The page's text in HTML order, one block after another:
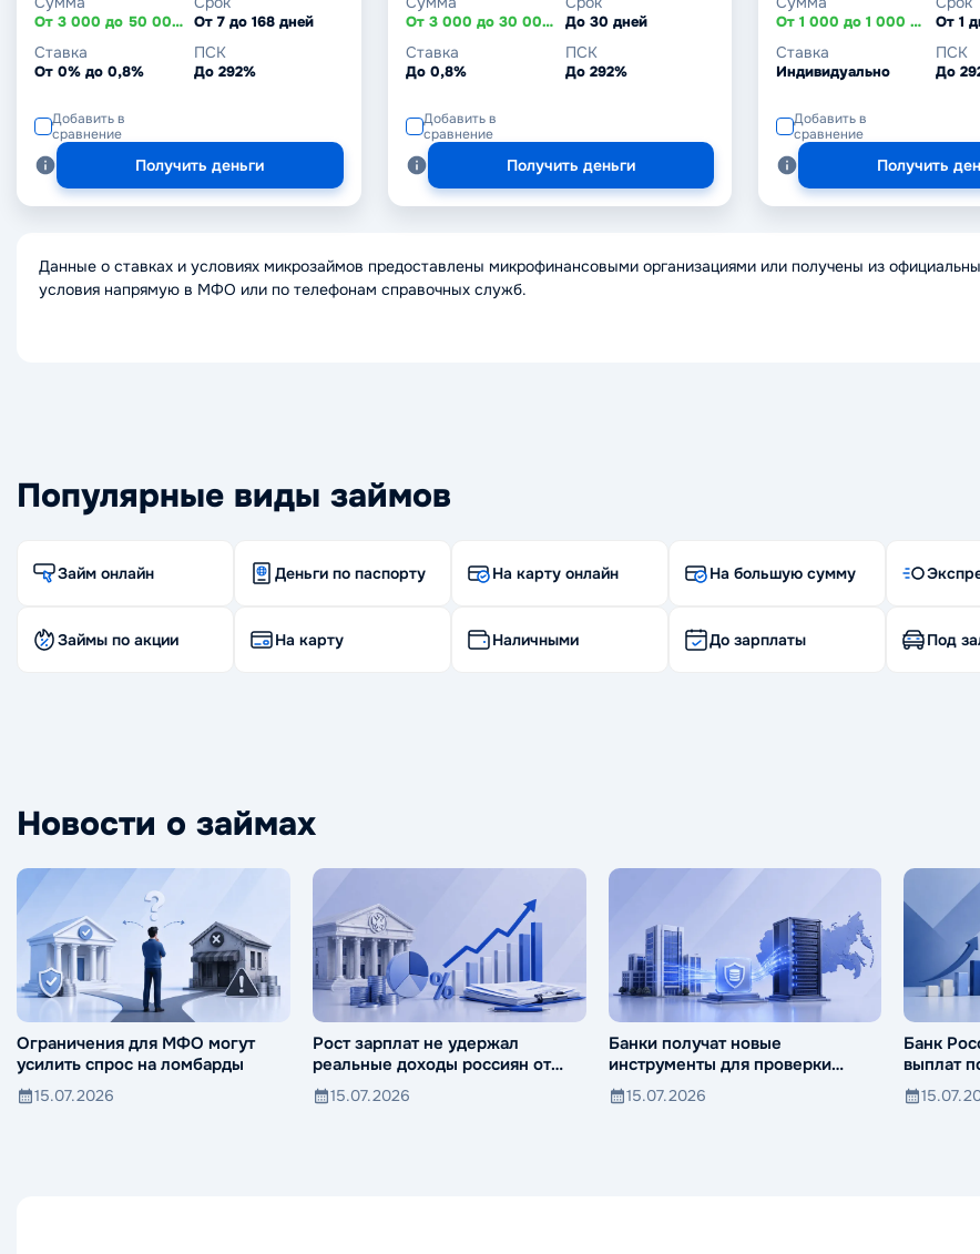
От 3 000 до 50 000 ₽ От 7 до 168 дней
Ставка
От 0% до 0,8%
ПСК
До 292%
Добавить в
сравнение
Получить деньги
От 3 000 до 30 000 ₽ До 30 дней
Ставка
До 0,8%
ПСК
До 292%
Добавить в
сравнение
Получить деньги
От 1 000 до 1 000 000 ₽
Ставка
Индивидуально
ПСК
До
Добавить в
сравнение
Получить
Данные о ставках и условиях микрозаймов предоставлены микрофинансовыми организациями или получены из
условия напрямую в МФО или по телефонам справочных служб.
Популярные виды займов
Займ онлайн Деньги по паспорту На карту онлайн На большую сумму
Займы по акции На карту Наличными До зарплаты Под
Новости о займах
Ограничения для МФО могут
усилить спрос на ломбарды
15.07.2026
Рост зарплат не удержал
реальные доходы россиян от
падения
15.07.2026
Банки получат новые
инструменты для проверки
компаний и клиентов
15.07.2026
Банк
выплат